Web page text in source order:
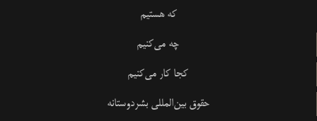
که هستیم
چه می‌کنیم
کجا کار می‌کنیم
حقوق بین‌المللی بشردوستانه